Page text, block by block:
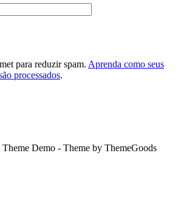
para reduzir spam. Aprenda como seus
processados.
Demo - Theme by ThemeGoods